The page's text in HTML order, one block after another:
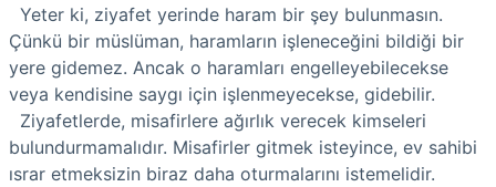
Yeter ki, ziyafet yerinde haram bir şey bulunmasın.
Çünkü bir müslüman, haramların işleneceğini bildiği bir
yere gidemez. Ancak o haramları engelleyebilecekse
veya kendisine saygı için işlenmeyecekse, gidebilir.
Ziyafetlerde, misafirlere ağırlık verecek kimseleri
bulundurmamalıdır. Misafirler gitmek isteyince, ev sahibi
ısrar etmeksizin biraz daha oturmalarını istemelidir.